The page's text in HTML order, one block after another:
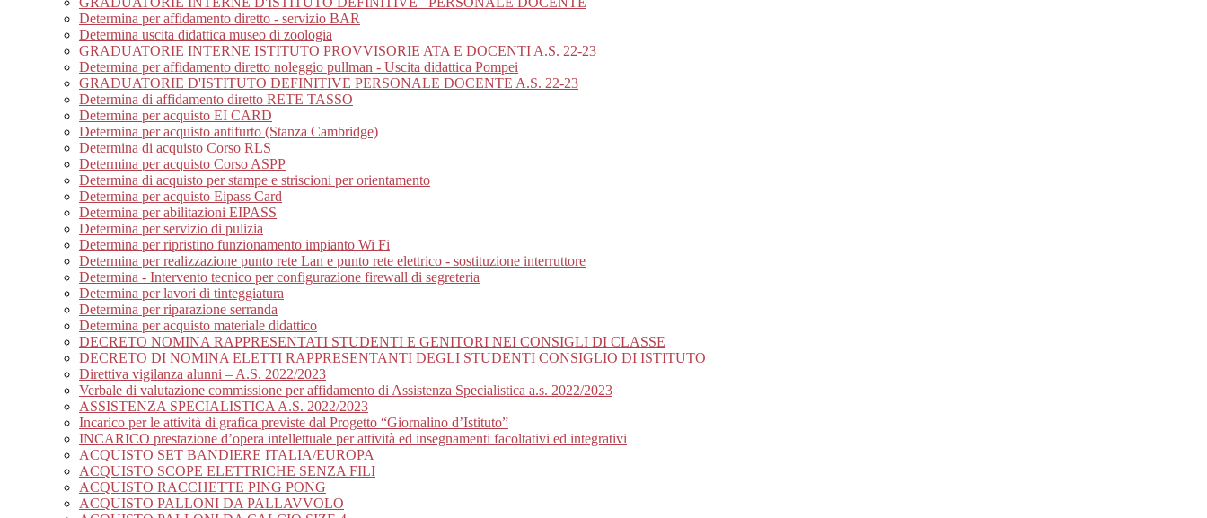
Determina per affidamento diretto - servizio BAR
Determina uscita didattica museo di zoologia
GRADUATORIE INTERNE ISTITUTO PROVVISORIE ATA E DOCENTI A.S. 22-23
Determina per affidamento diretto noleggio pullman - Uscita didattica Pompei
GRADUATORIE D'ISTITUTO DEFINITIVE PERSONALE DOCENTE A.S. 22-23
Determina di affidamento diretto RETE TASSO
Determina per acquisto EI CARD
Determina per acquisto antifurto (Stanza Cambridge)
Determina di acquisto Corso RLS
Determina per acquisto Corso ASPP
Determina di acquisto per stampe e striscioni per orientamento
Determina per acquisto Eipass Card
Determina per abilitazioni EIPASS
Determina per servizio di pulizia
Determina per ripristino funzionamento impianto Wi Fi
Determina per realizzazione punto rete Lan e punto rete elettrico - sostituzione interruttore
Determina - Intervento tecnico per configurazione firewall di segreteria
Determina per lavori di tinteggiatura
Determina per riparazione serranda
Determina per acquisto materiale didattico
DECRETO NOMINA RAPPRESENTATI STUDENTI E GENITORI NEI CONSIGLI DI CLASSE
DECRETO DI NOMINA ELETTI RAPPRESENTANTI DEGLI STUDENTI CONSIGLIO DI ISTITUTO
Direttiva vigilanza alunni – A.S. 2022/2023
Verbale di valutazione commissione per affidamento di Assistenza Specialistica a.s. 2022/2023
ASSISTENZA SPECIALISTICA A.S. 2022/2023
Incarico per le attività di grafica previste dal Progetto “Giornalino d’Istituto”
INCARICO prestazione d’opera intellettuale per attività ed insegnamenti facoltativi ed integrativi
ACQUISTO SET BANDIERE ITALIA/EUROPA
ACQUISTO SCOPE ELETTRICHE SENZA FILI
ACQUISTO RACCHETTE PING PONG
ACQUISTO PALLONI DA PALLAVVOLO